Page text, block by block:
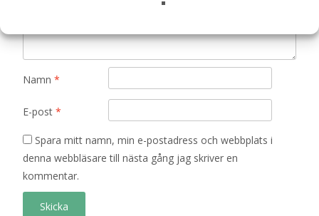
Namn *
E-post *
Spara mitt namn, min e-postadress och webbplats i
denna webbläsare till nästa gång jag skriver en
kommentar.